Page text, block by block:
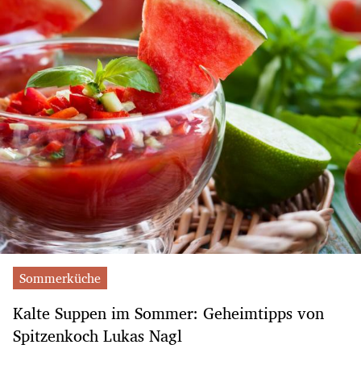
Sommerküche
Kalte Suppen im Sommer: Geheimtipps von
Spitzenkoch Lukas Nagl